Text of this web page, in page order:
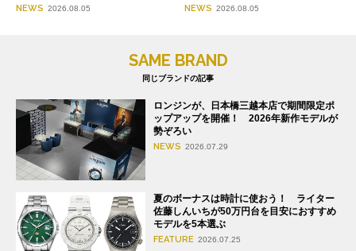
NEWS 2026.08.05 NEWS 2026.08.05
SAME BRAND
同じブランドの記事
ロンジンが、日本橋三越本店で期間限定ポ
ップアップを開催！ 2026年新作モデルが
勢ぞろい
NEWS 2026.07.29
夏のボーナスは時計に使おう！ ライター
佐藤しんいちが50万円台を目安におすすめ
モデルを5本選ぶ
FEATURE 2026.07.25